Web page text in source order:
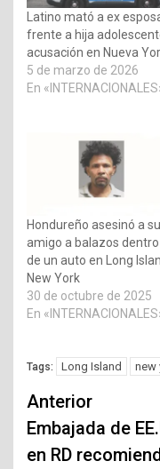
Latino mató a ex
frente a hija
acusación en Nueva
5 de marzo de 2026
En
Hondureño asesinó a su
amigo a balazos dentro
de un auto en Long
New York
30 de octubre de 2025
En
Tags: Long Island new
Navegación
de
entradas
Anterior
Embajada de
en RD